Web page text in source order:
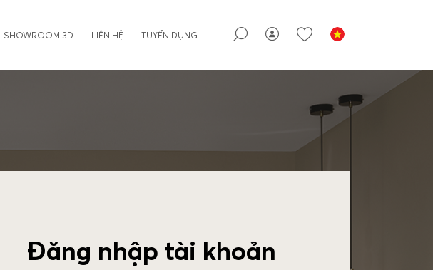
SHOWROOM 3D LIÊN HỆ TUYỂN DỤNG
Đăng nhập tài khoản